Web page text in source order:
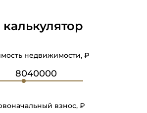
недвижимости, ₽
взнос, ₽